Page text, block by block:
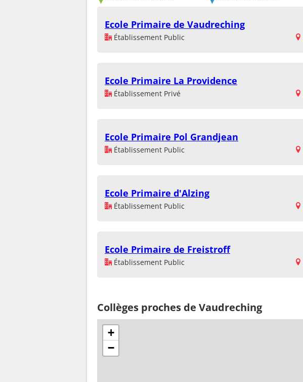
Ecole Primaire de Vaudreching
Établissement Public
Ecole Primaire La Providence
Établissement Privé
Ecole Primaire Pol Grandjean
Établissement Public
Ecole Primaire d'Alzing
Établissement Public
Ecole Primaire de Freistroff
Établissement Public
Collèges proches de Vaudreching
+
−